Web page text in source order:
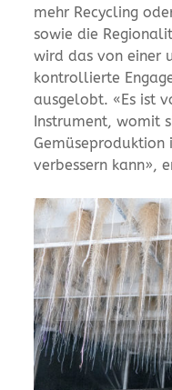
mehr Recycling
sowie die
wird das von einer
kontrollierte
ausgelobt. «Es ist
Instrument, womit
verbessern kann»,